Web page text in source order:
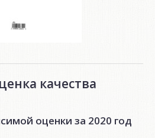
качества
оценки за 2020 год